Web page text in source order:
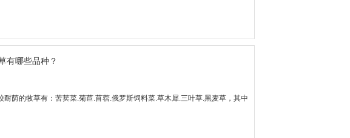
有哪些品种？
耐荫的牧草有：苦荬菜.菊苣.苜蓿.俄罗斯饲料菜.草木犀.三叶草.黑麦草，其中